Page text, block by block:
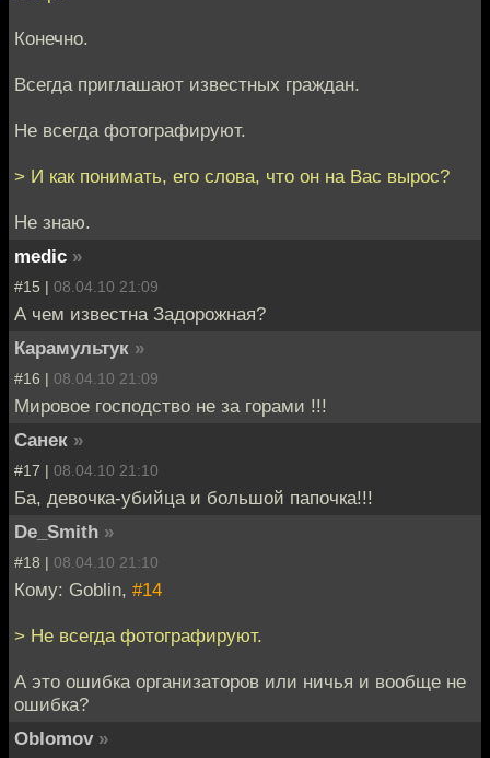
Конечно.
Всегда приглашают известных граждан.
Не всегда фотографируют.
> И как понимать, его слова, что он на Вас вырос?
Не знаю.
medic »
#15 | 08.04.10 21:09
А чем известна Задорожная?
Карамультук »
#16 | 08.04.10 21:09
Мировое господство не за горами !!!
Санек »
#17 | 08.04.10 21:10
Ба, девочка-убийца и большой папочка!!!
De_Smith »
#18 | 08.04.10 21:10
Кому: Goblin, #14
> Не всегда фотографируют.
А это ошибка организаторов или ничья и вообще не
ошибка?
Oblomov »